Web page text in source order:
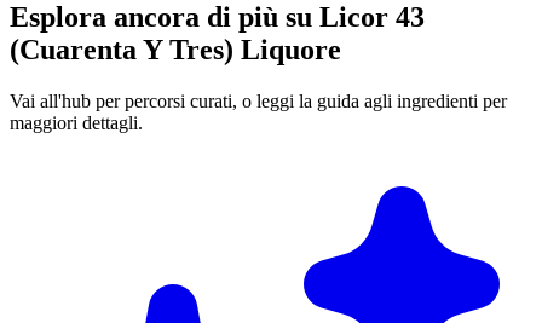
Esplora ancora di più su Licor 43
(Cuarenta Y Tres) Liquore
Vai all'hub per percorsi curati, o leggi la guida agli ingredienti per
maggiori dettagli.